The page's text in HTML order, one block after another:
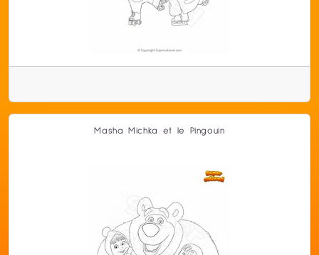
Masha Michka et le Pingouin